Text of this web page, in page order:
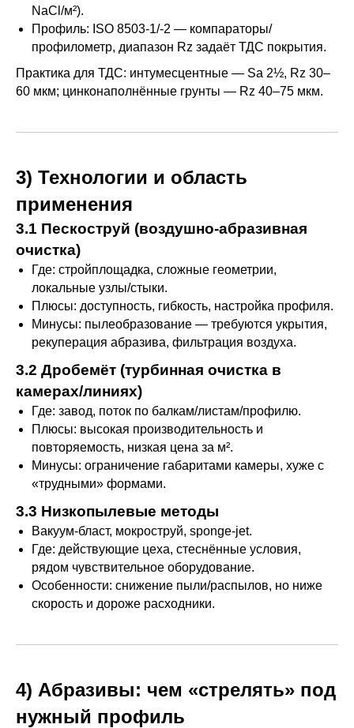
NaCl/м²).
Профиль: ISO 8503-1/-2 — компараторы/
профилометр, диапазон Rz задаёт ТДС покрытия.
Практика для ТДС: интумесцентные — Sa 2½, Rz 30–
60 мкм; цинконаполнённые грунты — Rz 40–75 мкм.
3) Технологии и область
применения
3.1 Пескоструй (воздушно-абразивная
очистка)
Где: стройплощадка, сложные геометрии,
локальные узлы/стыки.
Плюсы: доступность, гибкость, настройка профиля.
Минусы: пылеобразование — требуются укрытия,
рекуперация абразива, фильтрация воздуха.
3.2 Дробемёт (турбинная очистка в
камерах/линиях)
Где: завод, поток по балкам/листам/профилю.
Плюсы: высокая производительность и
повторяемость, низкая цена за м².
Минусы: ограничение габаритами камеры, хуже с
«трудными» формами.
3.3 Низкопылевые методы
Вакуум-бласт, мокроструй, sponge-jet.
Где: действующие цеха, стеснённые условия,
рядом чувствительное оборудование.
Особенности: снижение пыли/распылов, но ниже
скорость и дороже расходники.
4) Абразивы: чем «стрелять» под
нужный профиль